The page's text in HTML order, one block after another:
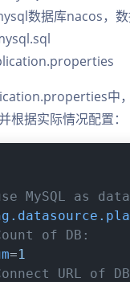
数据库nacos，数
中
根据实际情况配置：
MySQL as
of DB:
=1
URL of